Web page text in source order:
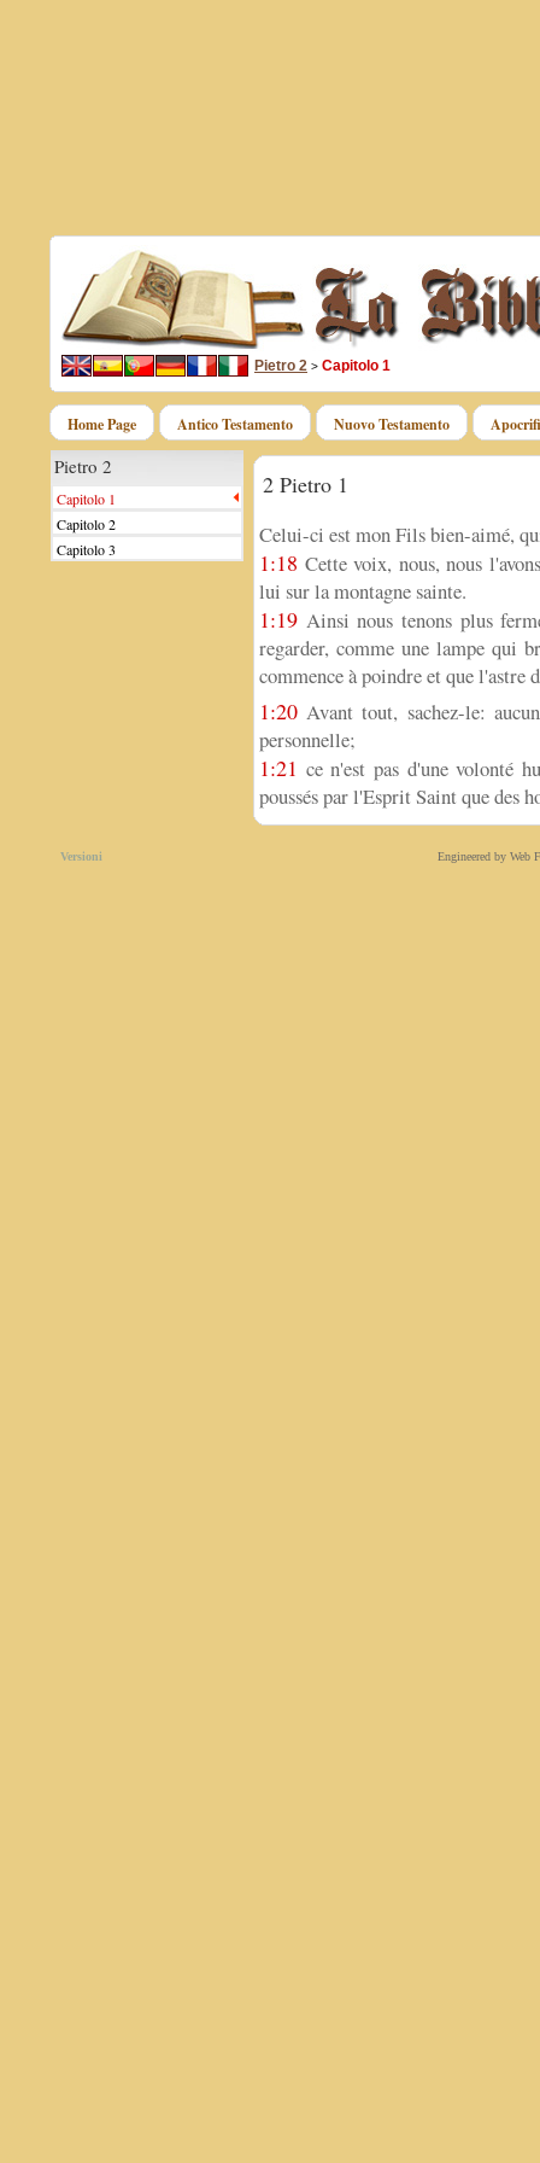
Pietro 2 > Capitolo 1
Home Page Antico Testamento Nuovo Testamento Apocrifi
Pietro 2
Capitolo 1
Capitolo 2
Capitolo 3
2 Pietro 1
Celui-ci est mon Fils bien-aimé,
1:18 Cette voix, nous, nous
lui sur la montagne sainte.
1:19 Ainsi nous tenons plus
regarder, comme une lampe qui
commence à poindre et que l'astre
1:20 Avant tout, sachez-le:
personnelle;
1:21 ce n'est pas d'une volonté
poussés par l'Esprit Saint que des
Versioni Engineered by Web